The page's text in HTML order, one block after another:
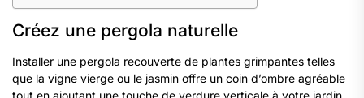
Créez une pergola naturelle
Installer une pergola recouverte de plantes grimpantes telles
que la vigne vierge ou le jasmin offre un coin d’ombre agréable
tout en ajoutant une touche de verdure verticale à votre jardin.